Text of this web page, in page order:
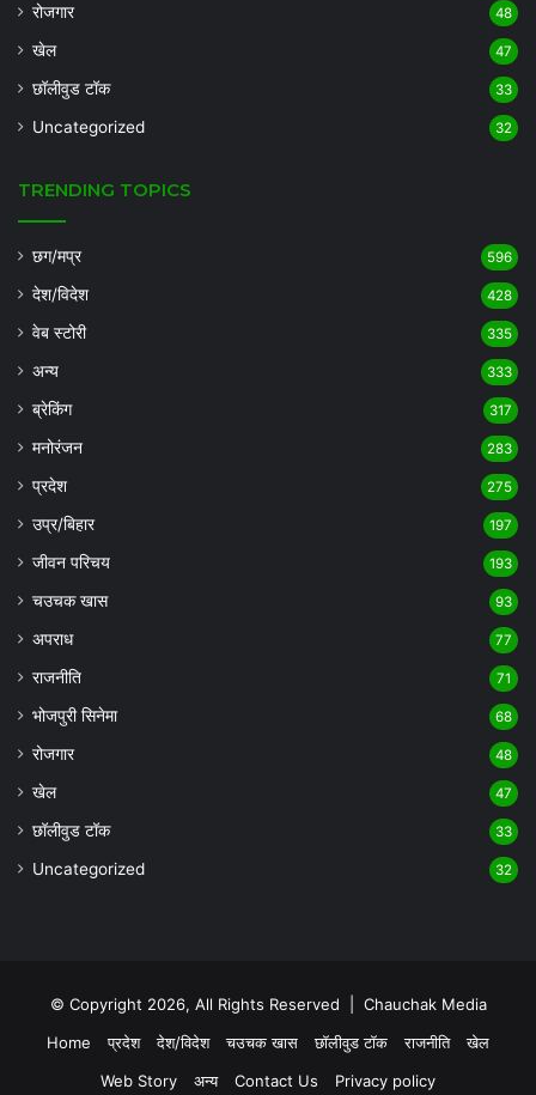
रोजगार 48
खेल 47
छॉलीवुड टॉक 33
Uncategorized 32
TRENDING TOPICS
छग/मप्र 596
देश/विदेश 428
वेब स्टोरी 335
अन्य 333
ब्रेकिंग 317
मनोरंजन 283
प्रदेश 275
उप्र/बिहार 197
जीवन परिचय 193
चउचक खास 93
अपराध 77
राजनीति 71
भोजपुरी सिनेमा 68
रोजगार 48
खेल 47
छॉलीवुड टॉक 33
Uncategorized 32
© Copyright 2026, All Rights Reserved | Chauchak Media
Home
प्रदेश देश/विदेश चउचक खास छॉलीवुड टॉक राजनीति
खेल
Web Story
अन्य Contact Us Privacy policy